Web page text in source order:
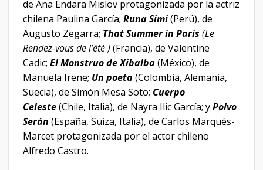
de Ana Endara Mislov protagonizada por la actriz
chilena Paulina García; Runa Simi(Perú), de
Augusto Zegarra; That Summer in Paris (Le
Rendez-vous de l’été) (Francia), de Valentine
Cadic; El Monstruo de Xibalba(México), de
Manuela Irene; Un poeta(Colombia, Alemania,
Suecia), de Simón Mesa Soto; Cuerpo
Celeste(Chile, Italia), de Nayra Ilic García; yPolvo
Serán (España, Suiza, Italia), de Carlos Marqués-
Marcet protagonizada por el actor chileno
Alfredo Castro.